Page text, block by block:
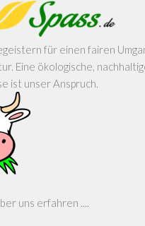
für einen fairen
Eine ökologische,
ist unser Anspruch.
uns erfahren ....